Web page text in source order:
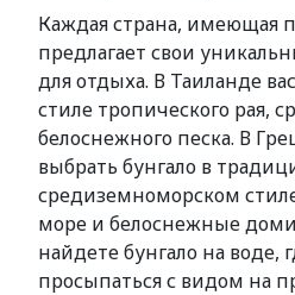
Каждая страна, имеющая
предлагает свои
для отдыха. В Таиланде
стиле тропического рая,
белоснежного песка. В
выбрать бунгало в
средиземноморском
море и белоснежные
найдете бунгало на воде,
просыпаться с видом на